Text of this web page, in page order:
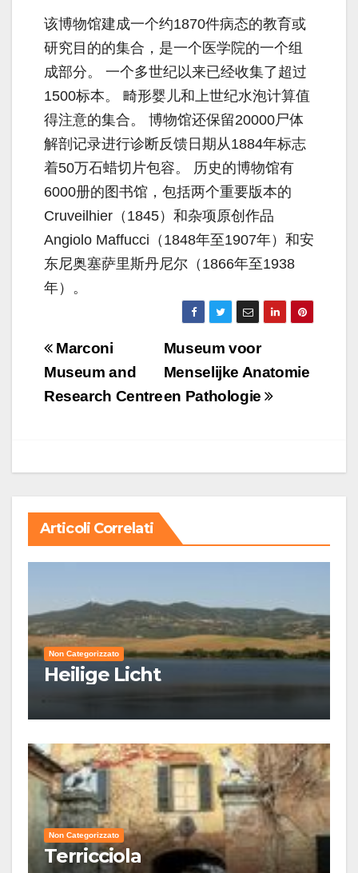
该博物馆建成一个约1870件病态的教育或
研究目的的集合，是一个医学院的一个组
成部分。 一个多世纪以来已经收集了超过
1500标本。 畸形婴儿和上世纪水泡计算值
得注意的集合。 博物馆还保留20000尸体
解剖记录进行诊断反馈日期从1884年标志
着50万石蜡切片包容。 历史的博物馆有
6000册的图书馆，包括两个重要版本的
Cruveilhier（1845）和杂项原创作品
Angiolo Maffucci（1848年至19​​07年）和安
东尼奥塞萨里斯丹尼尔（1866年至1938
年）。
Navigazione
articoli
Museum voor
Menselijke Anatomie
en Pathologie
Marconi
Museum and
Research Centre
Articoli Correlati
Non Categorizzato
Heilige Licht
Non Categorizzato
Terricciola